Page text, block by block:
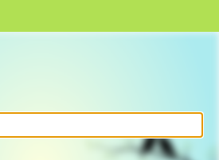
Main navigation